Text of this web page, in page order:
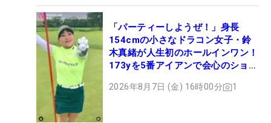
「パーティーしようぜ！」身長
154cmの小さなドラコン女子・鈴
木真緒が人生初のホールインワン！
173yを5番アイアンで会心のショッ
2026年8月7日 (金) 16時00分 1